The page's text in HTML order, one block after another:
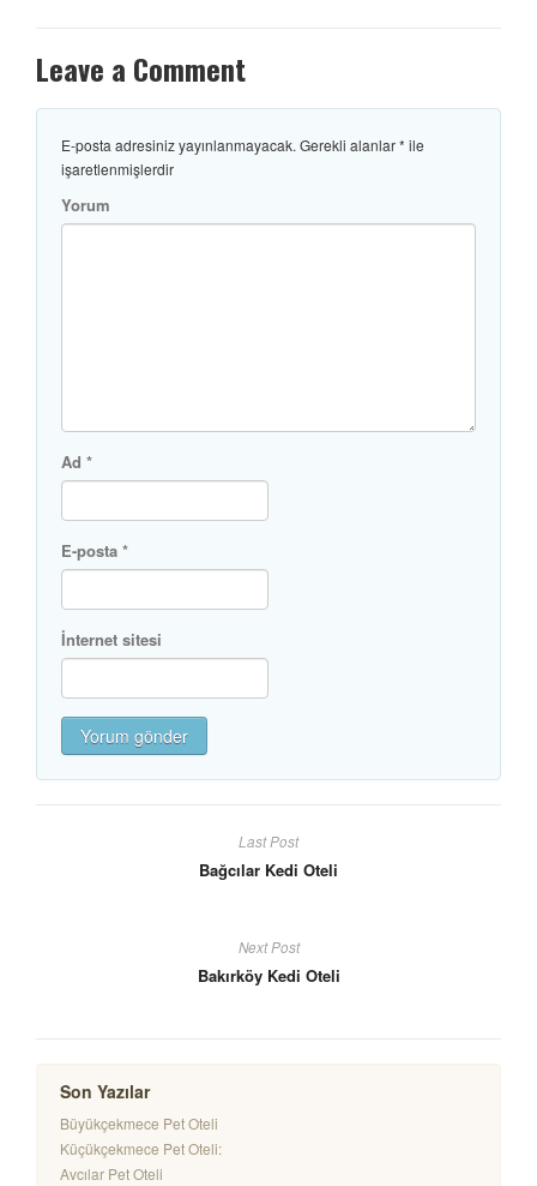
Leave a Comment
E-posta adresiniz yayınlanmayacak. Gerekli alanlar* ile
işaretlenmişlerdir
Yorum
Ad *
E-posta *
İnternet sitesi
Last Post
Bağcılar Kedi Oteli
Next Post
Bakırköy Kedi Oteli
Son Yazılar
Büyükçekmece Pet Oteli
Küçükçekmece Pet Oteli:
Avcılar Pet Oteli